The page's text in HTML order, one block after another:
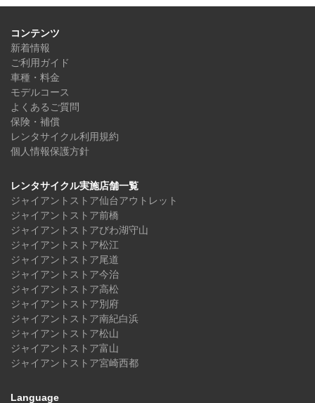
コンテンツ
新着情報
ご利用ガイド
車種・料金
モデルコース
よくあるご質問
保険・補償
レンタサイクル利用規約
個人情報保護方針
レンタサイクル実施店舗一覧
ジャイアントストア仙台アウトレット
ジャイアントストア前橋
ジャイアントストアびわ湖守山
ジャイアントストア松江
ジャイアントストア尾道
ジャイアントストア今治
ジャイアントストア高松
ジャイアントストア別府
ジャイアントストア南紀白浜
ジャイアントストア松山
ジャイアントストア富山
ジャイアントストア宮崎西都
Language